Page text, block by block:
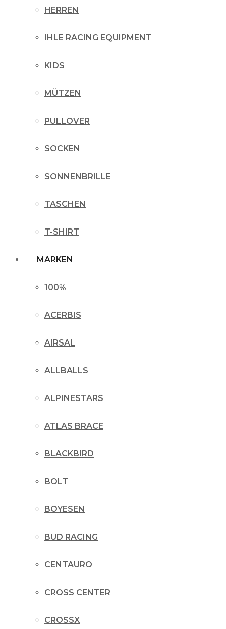
HERREN
IHLE RACING EQUIPMENT
KIDS
MÜTZEN
PULLOVER
SOCKEN
SONNENBRILLE
TASCHEN
T-SHIRT
MARKEN
100%
ACERBIS
AIRSAL
ALLBALLS
ALPINESTARS
ATLAS BRACE
BLACKBIRD
BOLT
BOYESEN
BUD RACING
CENTAURO
CROSS CENTER
CROSSX